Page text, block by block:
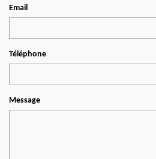
Email
Téléphone
Message